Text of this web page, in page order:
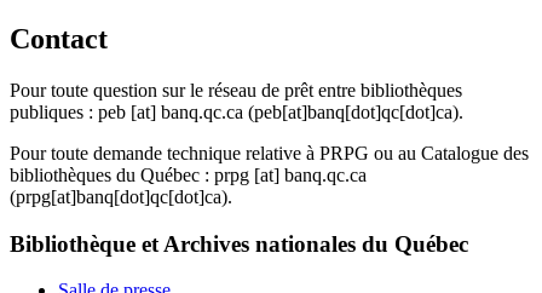
Contact
Pour toute question sur le réseau de prêt entre bibliothèques
publiques : peb [at] banq.qc.ca (peb[at]banq[dot]qc[dot]ca).
Pour toute demande technique relative à PRPG ou au Catalogue des
bibliothèques du Québec : prpg [at] banq.qc.ca
(prpg[at]banq[dot]qc[dot]ca).
Bibliothèque et Archives nationales du Québec